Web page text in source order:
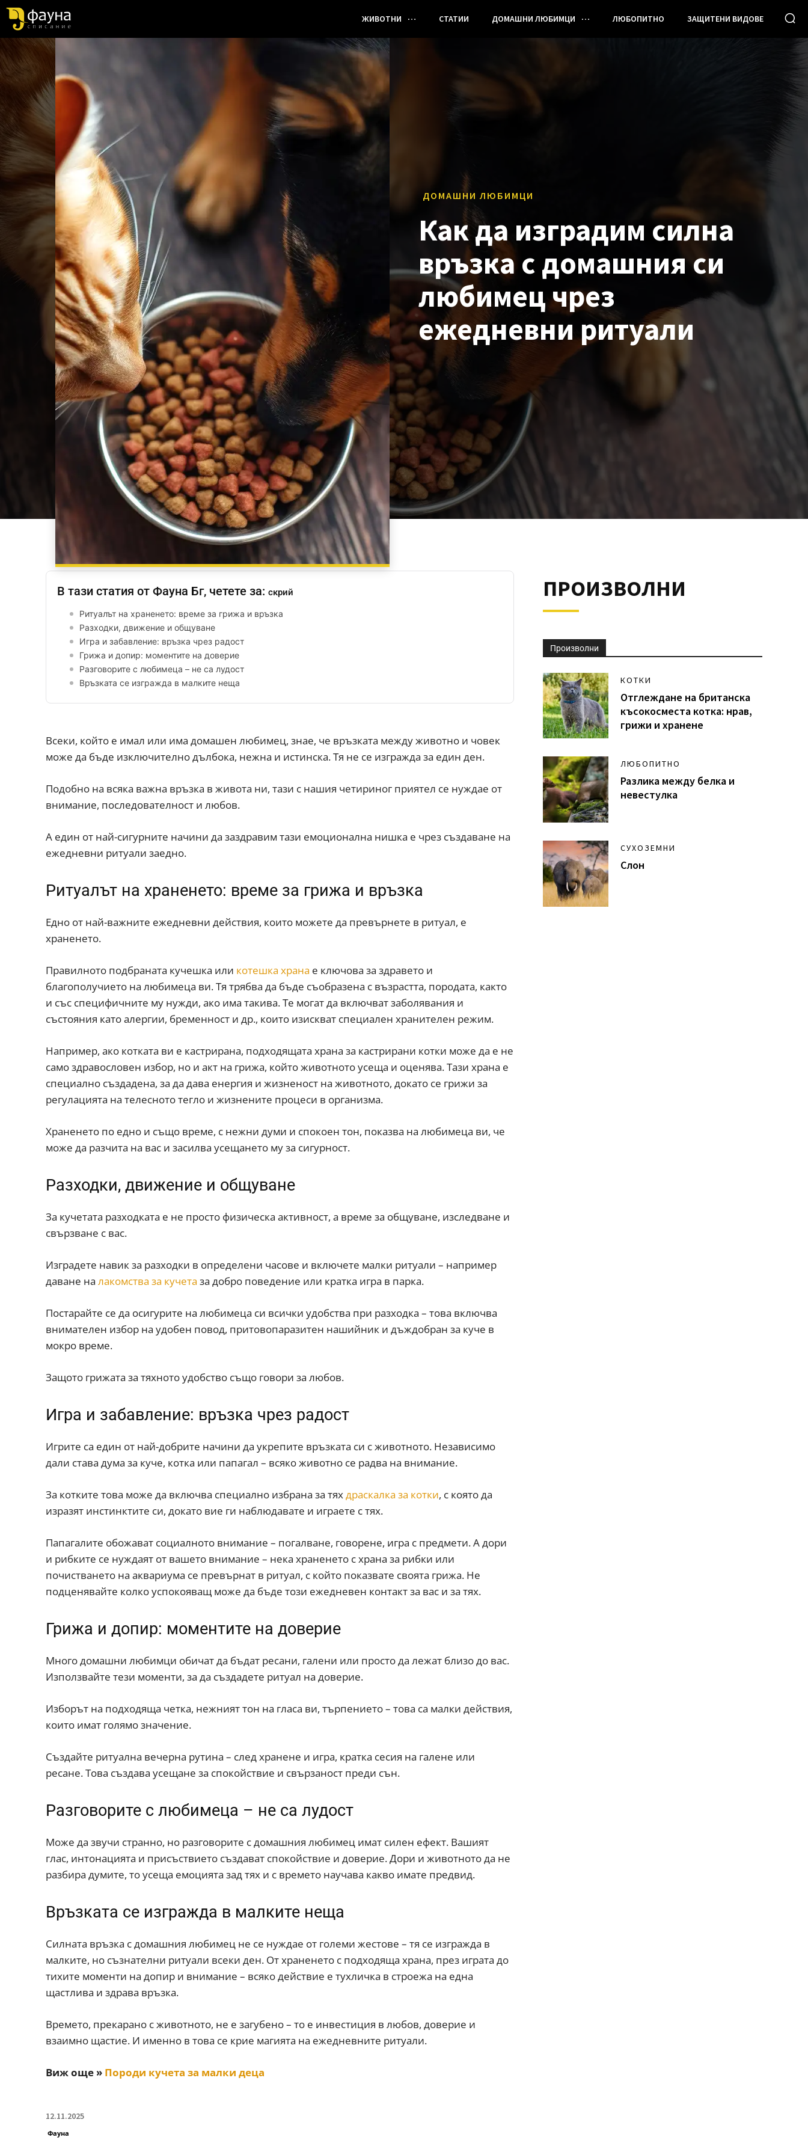
ЖИВОТНИ СТАТИИ ДОМАШНИ ЛЮБИМЦИ ЛЮБОПИТНО ЗАЩИТЕНИ ВИДОВЕ
ДОМАШНИ ЛЮБИМЦИ
Как да изградим силна
връзка с домашния си
любимец чрез
ежедневни ритуали
В тази статия от Фауна Бг, четете за: скрий
Ритуалът на храненето: време за грижа и връзка
Разходки, движение и общуване
Игра и забавление: връзка чрез радост
Грижа и допир: моментите на доверие
Разговорите с любимеца – не са лудост
Връзката се изгражда в малките неща
Всеки, който е имал или има домашен любимец, знае, че връзката между животно и човек
може да бъде изключително дълбока, нежна и истинска. Тя не се изгражда за един ден.
Подобно на всяка важна връзка в живота ни, тази с нашия четириног приятел се нуждае от
внимание, последователност и любов.
А един от най-сигурните начини да заздравим тази емоционална нишка е чрез създаване на
ежедневни ритуали заедно.
Ритуалът на храненето: време за грижа и връзка
Едно от най-важните ежедневни действия, които можете да превърнете в ритуал, е
храненето.
Правилното подбраната кучешка или котешка храна е ключова за здравето и
благополучието на любимеца ви. Тя трябва да бъде съобразена с възрастта, породата, както
и със специфичните му нужди, ако има такива. Те могат да включват заболявания и
състояния като алергии, бременност и др., които изискват специален хранителен режим.
Например, ако котката ви е кастрирана, подходящата храна за кастрирани котки може да е не
само здравословен избор, но и акт на грижа, който животното усеща и оценява. Тази храна е
специално създадена, за да дава енергия и жизненост на животното, докато се грижи за
регулацията на телесното тегло и жизнените процеси в организма.
Храненето по едно и също време, с нежни думи и спокоен тон, показва на любимеца ви, че
може да разчита на вас и засилва усещането му за сигурност.
Разходки, движение и общуване
За кучетата разходката е не просто физическа активност, а време за общуване, изследване и
свързване с вас.
Изградете навик за разходки в определени часове и включете малки ритуали – например
даване на лакомства за кучета за добро поведение или кратка игра в парка.
Постарайте се да осигурите на любимеца си всички удобства при разходка – това включва
внимателен избор на удобен повод, притовопаразитен нашийник и дъждобран за куче в
мокро време.
Защото грижата за тяхното удобство също говори за любов.
Игра и забавление: връзка чрез радост
Игрите са един от най-добрите начини да укрепите връзката си с животното. Независимо
дали става дума за куче, котка или папагал – всяко животно се радва на внимание.
За котките това може да включва специално избрана за тяхдраскалка за котки, с която да
изразят инстинктите си, докато вие ги наблюдавате и играете с тях.
Папагалите обожават социалното внимание – погалване, говорене, игра с предмети. А дори
и рибките се нуждаят от вашето внимание – нека храненето с храна за рибки или
почистването на аквариума се превърнат в ритуал, с който показвате своята грижа. Не
подценявайте колко успокояващ може да бъде този ежедневен контакт за вас и за тях.
Грижа и допир: моментите на доверие
Много домашни любимци обичат да бъдат ресани, галени или просто да лежат близо до вас.
Използвайте тези моменти, за да създадете ритуал на доверие.
Изборът на подходяща четка, нежният тон на гласа ви, търпението – това са малки действия,
които имат голямо значение.
Създайте ритуална вечерна рутина – след хранене и игра, кратка сесия на галене или
ресане. Това създава усещане за спокойствие и свързаност преди сън.
Разговорите с любимеца – не са лудост
Може да звучи странно, но разговорите с домашния любимец имат силен ефект. Вашият
глас, интонацията и присъствието създават спокойствие и доверие. Дори и животното да не
разбира думите, то усеща емоцията зад тях и с времето научава какво имате предвид.
Връзката се изгражда в малките неща
Силната връзка с домашния любимец не се нуждае от големи жестове – тя се изгражда в
малките, но съзнателни ритуали всеки ден. От храненето с подходяща храна, през играта до
тихите моменти на допир и внимание – всяко действие е тухличка в строежа на една
щастлива и здрава връзка.
Времето, прекарано с животното, не е загубено – то е инвестиция в любов, доверие и
взаимно щастие. И именно в това се крие магията на ежедневните ритуали.
Виж още » Породи кучета за малки деца
12.11.2025
Фауна
ПРОИЗВОЛНИ
Произволни
КОТКИ
Отглеждане на британска
късокосместа котка: нрав,
грижи и хранене
ЛЮБОПИТНО
Разлика между белка и
невестулка​
СУХОЗЕМНИ
Слон